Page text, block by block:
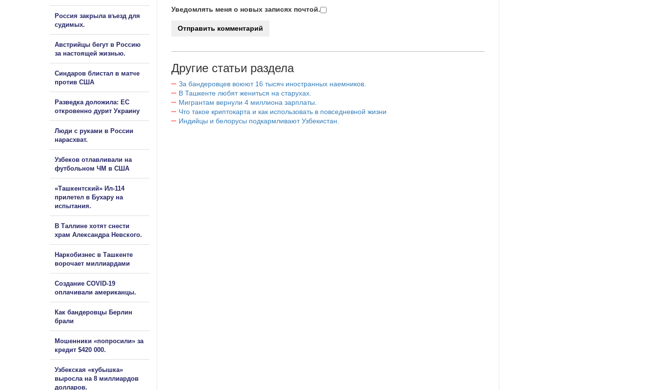
Уведомлять меня о новых записях почтой.
Другие статьи раздела
За бандеровцев воюют 16 тысяч иностранных наемников.
В Ташкенте любят жениться на старухах.
Мигрантам вернули 4 миллиона зарплаты.
Что такое криптокарта и как использовать в повседневной жизни
Индийцы и белорусы подкармливают Узбекистан.
Россия закрыла въезд для
судимых.
Австрийцы бегут в Россию
за настоящей жизнью.
Синдаров блистал в матче
против США
Разведка доложила: ЕС
откровенно дурит Украину
Люди с руками в России
нарасхват.
Узбеков отлавливали на
футбольном ЧМ в США
«Ташкентский» Ил-114
прилетел в Бухару на
испытания.
В Таллине хотят снести
храм Александра Невского.
Наркобизнес в Ташкенте
ворочает миллиардами
Создание COVID-19
оплачивали американцы.
Как бандеровцы Берлин
брали
Мошенники «попросили» за
кредит $420 000.
Узбекская «кубышка»
выросла на 8 миллиардов
долларов.